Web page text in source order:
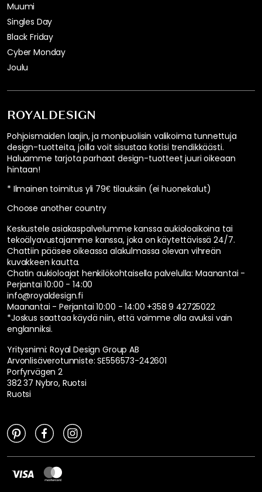
ROYALDESIGN
Pohjoismaiden laajin, ja monipuolisin valikoima tunnettuja
design-tuotteita, joilla voit sisustaa kotisi trendikkäästi.
Haluamme tarjota parhaat design-tuotteet juuri oikeaan
hintaan!
* Ilmainen toimitus yli 79€ tilauksiin (ei huonekalut)
Choose another country
Keskustele asiakaspalvelumme kanssa aukioloaikoina tai
tekoälyavustajamme kanssa, joka on käytettävissä 24/7.
Chattiin pääsee oikeassa alakulmassa olevan vihreän
kuvakkeen kautta.
Chatin aukioloajat henkilökohtaisella palvelulla: Maanantai -
Perjantai 10:00 - 14:00
info@royaldesign.fi
Maanantai - Perjantai 10:00 - 14:00 +358 9 42725022
*Joskus saattaa käydä niin, että voimme olla avuksi vain
englanniksi.
Yritysnimi: Royal Design Group AB
Arvonlisäverotunniste: SE556573-242601
Porfyrvägen 2
382 37 Nybro, Ruotsi
Ruotsi
Muumi
Singles Day
Black Friday
Cyber Monday
Joulu